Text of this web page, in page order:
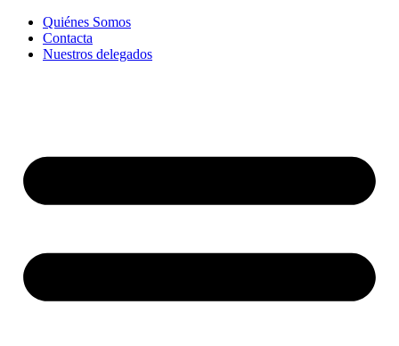
contenido
Quiénes Somos
Contacta
Nuestros delegados